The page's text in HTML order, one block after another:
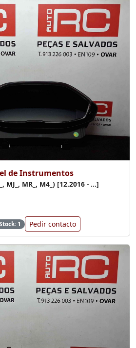
de Instrumentos
MJ_, MR_, M4_) [12.2016 - ...]
1 Pedir contacto